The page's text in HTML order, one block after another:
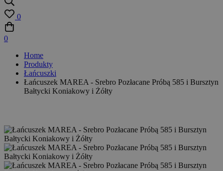
0
0
Home
Produkty
Łańcuszki
Łańcuszek MAREA - Srebro Pozłacane Próbą 585 i Bursztyn
Bałtycki Koniakowy i Żółty